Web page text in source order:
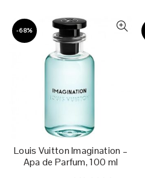
-68%
Louis Vuitton Imagination –
Apa de Parfum, 100 ml